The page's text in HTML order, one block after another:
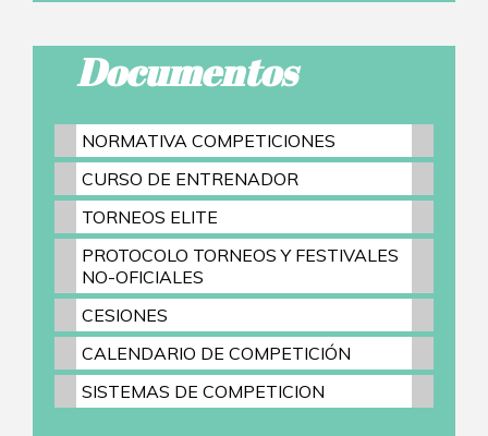
Documentos
NORMATIVA COMPETICIONES
CURSO DE ENTRENADOR
TORNEOS ELITE
PROTOCOLO TORNEOS Y FESTIVALES
NO-OFICIALES
CESIONES
CALENDARIO DE COMPETICIÓN
SISTEMAS DE COMPETICION